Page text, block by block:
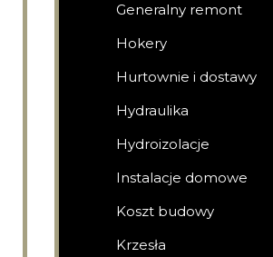
Generalny remont
Hokery
Hurtownie i dostawy
Hydraulika
Hydroizolacje
Instalacje domowe
Koszt budowy
Krzesła